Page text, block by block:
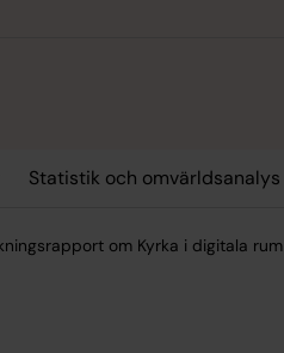
Statistik och omvärldsanalys
om Kyrka i digitala rum